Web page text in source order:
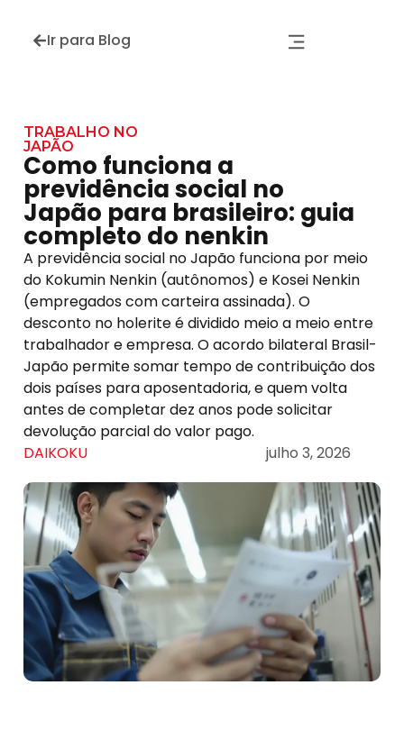
Ir para Blog
TRABALHO NO
JAPÃO
Como funciona a
previdência social no
Japão para brasileiro: guia
completo do nenkin
A previdência social no Japão funciona por meio
do Kokumin Nenkin (autônomos) e Kosei Nenkin
(empregados com carteira assinada). O
desconto no holerite é dividido meio a meio entre
trabalhador e empresa. O acordo bilateral Brasil-
Japão permite somar tempo de contribuição dos
dois países para aposentadoria, e quem volta
antes de completar dez anos pode solicitar
devolução parcial do valor pago.
DAIKOKU
julho 3, 2026